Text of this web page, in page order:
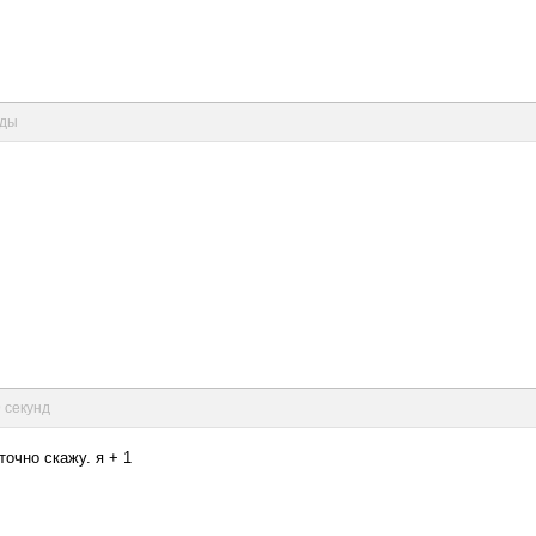
секунд
скажу. я + 1